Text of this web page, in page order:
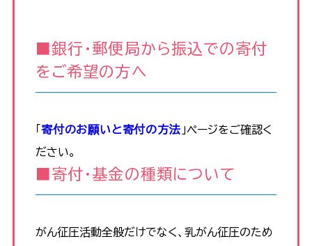
■銀行・郵便局から振込での寄付
をご希望の方へ
寄付のお願いと寄付の方法 」ページをご確認く
ださい。
■寄付・基金の種類について
がん征圧活動全般だけでなく、乳がん征圧のため